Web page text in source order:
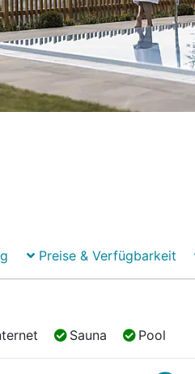
Preise & Verfügbarkeit
Sauna
Sauna Pool
Pool